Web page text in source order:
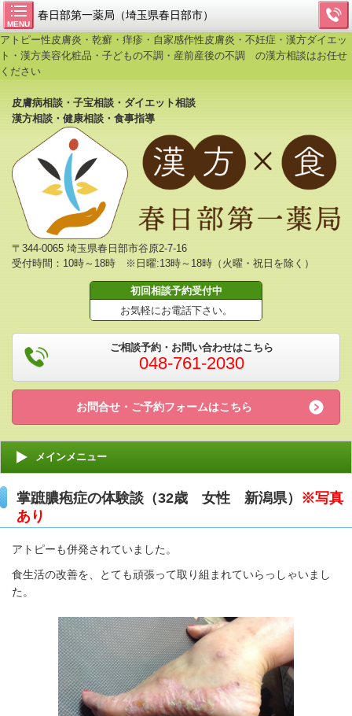
MENU
春日部第一薬局（埼玉県春日部市）
アトピー性皮膚炎・乾癬・痒疹・自家感作性皮膚炎・不妊症・漢方ダイエッ
ト・漢方美容化粧品・子どもの不調・産前産後の不調 の漢方相談はお任せ
ください
皮膚病相談・子宝相談・ダイエット相談
漢方相談・健康相談・食事指導
〒344-0065 埼玉県春日部市谷原2-7-16
受付時間：10時～18時 ※日曜:13時～18時（火曜・祝日を除く）
初回相談予約受付中
お気軽にお電話下さい。
ご相談予約・お問い合わせはこちら
048-761-2030
お問合せ・ご予約フォームはこちら
メインメニュー
掌蹠膿疱症の体験談（32歳 女性 新潟県） ※写真
あり
アトピーも併発されていました。
食生活の改善を、とても頑張って取り組まれていらっしゃいまし
た。